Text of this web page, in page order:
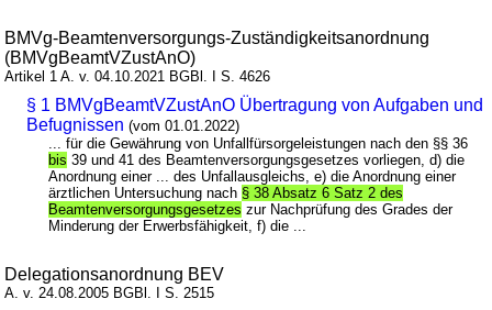
BMVg-Beamtenversorgungs-Zuständigkeitsanordnung
(BMVgBeamtVZustAnO)
Artikel 1 A. v. 04.10.2021 BGBl. I S. 4626
§ 1 BMVgBeamtVZustAnO Übertragung von Aufgaben und
Befugnissen (vom 01.01.2022)
... für die Gewährung von Unfallfürsorgeleistungen nach den §§ 36
bis 39 und 41 des Beamtenversorgungsgesetzes vorliegen, d) die
Anordnung einer ... des Unfallausgleichs, e) die Anordnung einer
ärztlichen Untersuchung nach § 38 Absatz 6 Satz 2 des
Beamtenversorgungsgesetzes zur Nachprüfung des Grades der
Minderung der Erwerbsfähigkeit, f) die ...
Delegationsanordnung BEV
A. v. 24.08.2005 BGBl. I S. 2515